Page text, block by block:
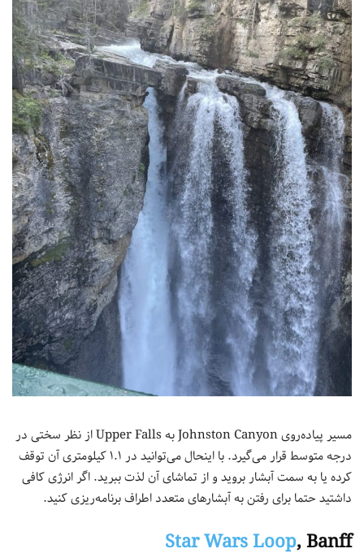
مسیر پیاده‌روی Johnston Canyon به Upper Falls از نظر سختی در
درجه متوسط قرار می‌گیرد. با اینحال می‌توانید در ۱.۱ کیلومتری آن توقف
کرده یا به سمت آبشار بروید و از تماشای آن لذت ببرید. اگر انرژی کافی
داشتید حتما برای رفتن به آبشارهای متعدد اطراف برنامه‌ریزی کنید.
Star Wars Loop, Banff